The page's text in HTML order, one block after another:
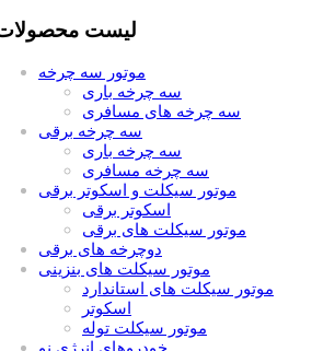
لیست
موتور سه چرخه
سه چرخه باری
سه چرخه های مسافری
سه چرخه برقی
سه چرخه باری
سه چرخه مسافری
موتور سیکلت و اسکوتر برقی
اسکوتر برقی
موتور سیکلت های برقی
دوچرخه های برقی
موتور سیکلت های بنزینی
موتور سیکلت های استاندارد
اسکوتر
موتور سیکلت توله